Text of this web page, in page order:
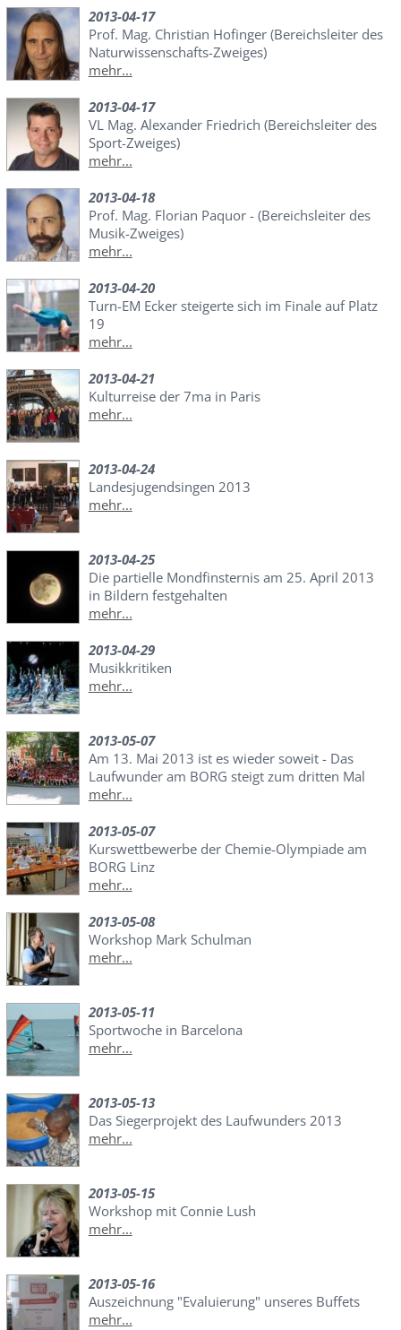
2013-04-17
Prof. Mag. Christian Hofinger (Bereichsleiter des
Naturwissenschafts-Zweiges)
mehr...
2013-04-17
VL Mag. Alexander Friedrich (Bereichsleiter des
Sport-Zweiges)
mehr...
2013-04-18
Prof. Mag. Florian Paquor - (Bereichsleiter des
Musik-Zweiges)
mehr...
2013-04-20
Turn-EM Ecker steigerte sich im Finale auf Platz
19
mehr...
2013-04-21
Kulturreise der 7ma in Paris
mehr...
2013-04-24
Landesjugendsingen 2013
mehr...
2013-04-25
Die partielle Mondfinsternis am 25. April 2013
in Bildern festgehalten
mehr...
2013-04-29
Musikkritiken
mehr...
2013-05-07
Am 13. Mai 2013 ist es wieder soweit - Das
Laufwunder am BORG steigt zum dritten Mal
mehr...
2013-05-07
Kurswettbewerbe der Chemie-Olympiade am
BORG Linz
mehr...
2013-05-08
Workshop Mark Schulman
mehr...
2013-05-11
Sportwoche in Barcelona
mehr...
2013-05-13
Das Siegerprojekt des Laufwunders 2013
mehr...
2013-05-15
Workshop mit Connie Lush
mehr...
2013-05-16
Auszeichnung "Evaluierung" unseres Buffets
mehr...